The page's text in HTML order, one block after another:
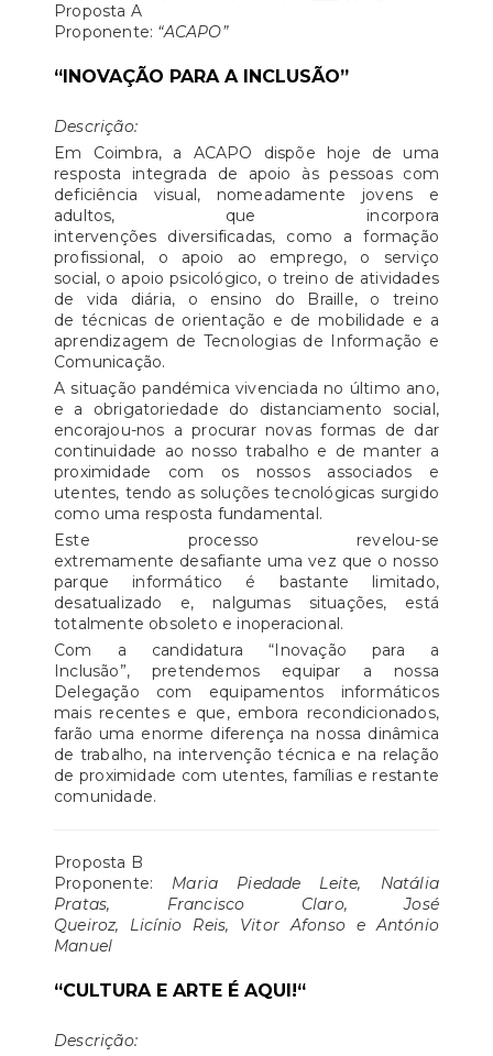
​Proposta A
Proponente: “ACAPO”
“INOVAÇÃO PARA A INCLUSÃO”
Descrição:
Em Coimbra, a ACAPO dispõe hoje de uma
resposta integrada de apoio às pessoas com
deficiência visual, nomeadamente jovens e
adultos, que incorpora
intervenções diversificadas, como a formação
profissional, o apoio ao emprego, o serviço
social, o apoio psicológico, o treino de atividades
de vida diária, o ensino do Braille, o treino
de técnicas de orientação e de mobilidade e a
aprendizagem de Tecnologias de Informação e
Comunicação.
A situação pandémica vivenciada no último ano,
e a obrigatoriedade do distanciamento social,
encorajou-nos a procurar novas formas de dar
continuidade ao nosso trabalho e de manter a
proximidade com os nossos associados e
utentes, tendo as soluções tecnológicas surgido
como uma resposta fundamental.
Este processo revelou-se
extremamente desafiante uma vez que o nosso
parque informático é bastante limitado,
desatualizado e, nalgumas situações, está
totalmente obsoleto e inoperacional.
Com a candidatura “Inovação para a
Inclusão”, pretendemos equipar a nossa
Delegação com equipamentos informáticos
mais recentes e que, embora recondicionados,
farão uma enorme diferença na nossa dinâmica
de trabalho, na intervenção técnica e na relação
de proximidade com utentes, famílias e restante
comunidade.
​Proposta B
Proponente: Maria Piedade Leite, Natália
Pratas, Francisco Claro, José
Queiroz, Licínio Reis, Vitor Afonso e António
Manuel
“CULTURA E ARTE É AQUI!“
Descrição: